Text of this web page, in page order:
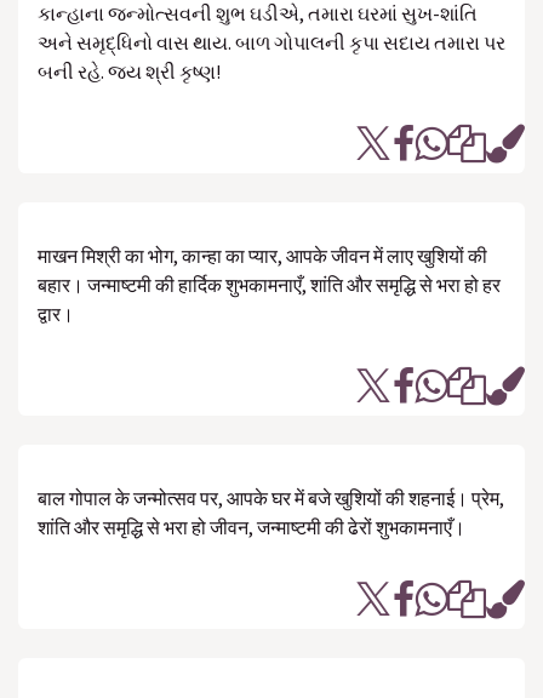
કાન્હાના જન્મોત્સવની શુભ ઘડીએ, તમારા ઘરમાં સુખ-શાંતિ
અને સમૃદ્ધિનો વાસ થાય. બાળ ગોપાલની કૃપા સદાય તમારા પર
બની રહે. જય શ્રી કૃષ્ણ!
माखन मिश्री का भोग, कान्हा का प्यार, आपके जीवन में लाए खुशियों की
बहार। जन्माष्टमी की हार्दिक शुभकामनाएँ, शांति और समृद्धि से भरा हो हर
द्वार।
बाल गोपाल के जन्मोत्सव पर, आपके घर में बजे खुशियों की शहनाई। प्रेम,
शांति और समृद्धि से भरा हो जीवन, जन्माष्टमी की ढेरों शुभकामनाएँ।